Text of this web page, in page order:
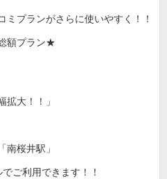
ミプランがさらに使いやすく！！
額プラン★
拡大！！」
南桜井駅」
ご利用できます！！